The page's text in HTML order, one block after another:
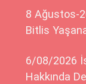
8 Ağustos-
Bitlis
6/08/2026
Hakkında